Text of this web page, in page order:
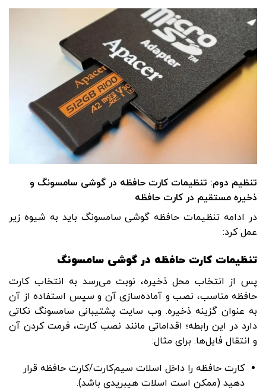
تنظیم دوم: تنظیمات کارت حافظه در گوشی سامسونگ و
ذخیره مستقیم در کارت حافظه
در ادامه تنظیمات حافظه گوشی سامسونگ باید به شیوه زیر
عمل کرد:
تنظیمات کارت حافظه در گوشی سامسونگ
پس از انتخاب محل ذخیره، نوبت می‌رسد به انتخاب کارت
حافظه مناسب، نصب و آماده‌سازی آن و سپس استفاده از آن
به ‌عنوان گزینه ذخیره. وب‌ سایت پشتیبانی سامسونگ نکاتی
دارد در این رابطه؛ اقداماتی مانند نصب کارت، فرمت کردن آن
و انتقال فایل‌ها. برای مثال:
کارت حافظه را داخل اسلات سیم‌کارت/کارت حافظه قرار
دهید (ممکن است اسلات هیبریدی باشد).